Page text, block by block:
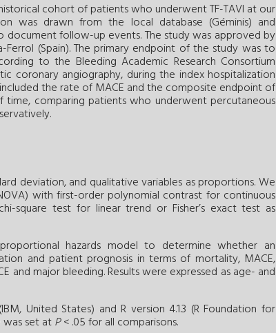
cohort of patients who underwent TF-TAVI at our
was drawn from the local database (Géminis) and
follow-up events. The study was approved by
(Spain). The primary endpoint of the study was to
to the Bleeding Academic Research Consortium
coronary angiography, during the index hospitalization
the rate of MACE and the composite endpoint of
comparing patients who underwent percutaneous
deviation, and qualitative variables as proportions. We
with first-order polynomial contrast for continuous
square test for linear trend or Fisher’s exact test as
hazards model to determine whether an
and patient prognosis in terms of mortality, MACE,
and major bleeding. Results were expressed as age- and
United States) and R version 4.1.3 (R Foundation for
was set atP< .05 for all comparisons.